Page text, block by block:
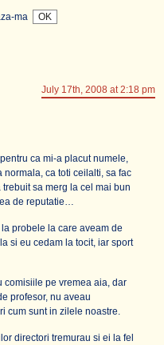
ma
July 17th, 2008 at 2:18 pm
ca mi-a placut numele,
ca toti ceilalti, sa fac
sa merg la cel mai bun
de reputatie…
probele la care aveam de
si eu cedam la tocit, iar sport
comisiile pe vremea aia, dar
profesor, nu aveau
cum sunt in zilele noastre.
directori tremurau si ei la fel